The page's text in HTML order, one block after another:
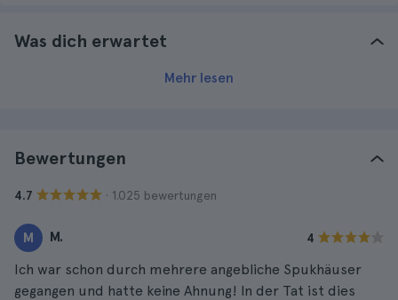
Was dich erwartet
Mehr lesen
Bewertungen
4.7 · 1.025 bewertungen
M M. 4
Ich war schon durch mehrere angebliche Spukhäuser
gegangen und hatte keine Ahnung! In der Tat ist dies